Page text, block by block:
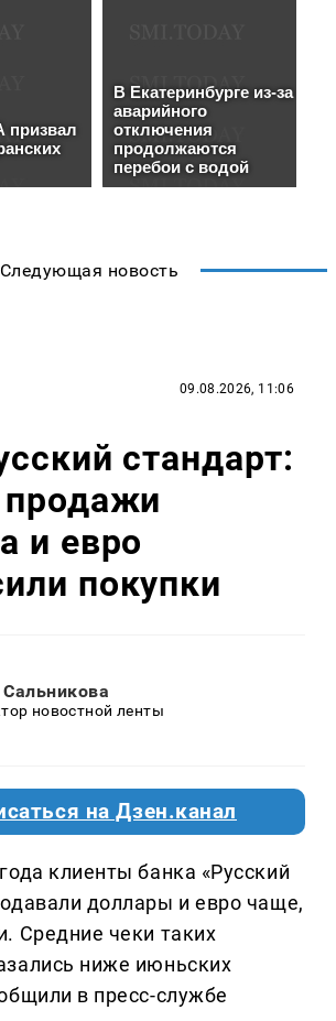
Следующая новость
09.08.2026, 11:06
стандарт:
и евро
покупки
новостной ленты
на Дзен.канал
клиенты банка «Русский
доллары и евро чаще,
Средние чеки таких
ниже июньских
в пресс-службе